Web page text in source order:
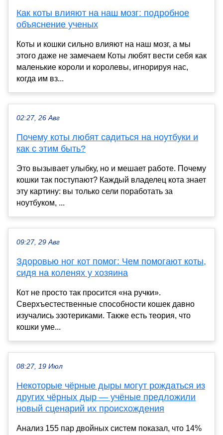
Как коты влияют на наш мозг: подробное
объяснение ученых
Коты и кошки сильно влияют на наш мозг, а мы
этого даже не замечаем Коты любят вести себя как
маленькие короли и королевы, игнорируя нас,
когда им вз...
02:27, 26 Авг
Почему коты любят садиться на ноутбуки и
как с этим быть?
Это вызывает улыбку, но и мешает работе. Почему
кошки так поступают? Каждый владелец кота знает
эту картину: вы только сели поработать за
ноутбуком, ...
09:27, 29 Авг
Здоровью ног кот помог: Чем помогают коты,
сидя на коленях у хозяина
Кот не просто так просится «на ручки».
Сверхъестественные способности кошек давно
изучались эзотериками. Также есть теория, что
кошки уме...
08:27, 19 Июл
Некоторые чёрные дыры могут рождаться из
других чёрных дыр — учёные предложили
новый сценарий их происхождения
Анализ 155 пар двойных систем показал, что 14%